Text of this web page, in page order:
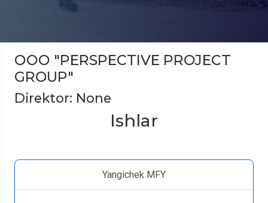
ООО "PERSPECTIVE PROJECT
GROUP"
Direktor: None
Ishlar
Yangichek MFY